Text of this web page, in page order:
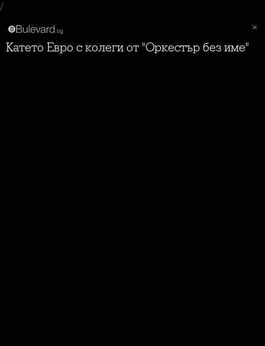
/
Катето Евро с колеги от "Оркестър без име"